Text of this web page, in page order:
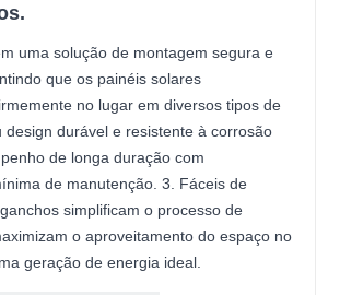
uma solução de montagem segura e
que os painéis solares
no lugar em diversos tipos de
design durável e resistente à corrosão
de longa duração com
de manutenção. 3. Fáceis de
simplificam o processo de
o aproveitamento do espaço no
geração de energia ideal.